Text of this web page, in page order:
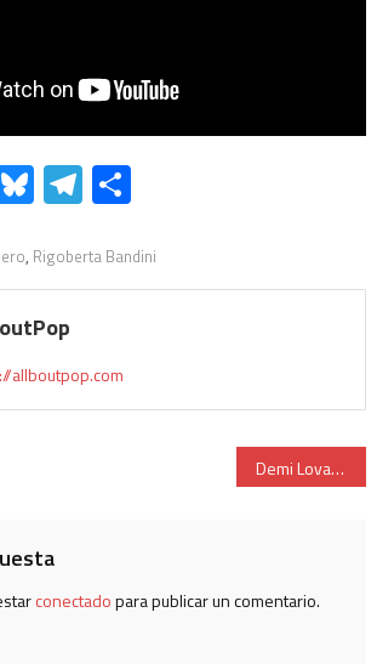
BlueskyTelegram
Compartir
, Rigoberta Bandini
allboutpop.com
Demi Lovato publica ‘SUBSTANCE’
conectadopara publicar un comentario.